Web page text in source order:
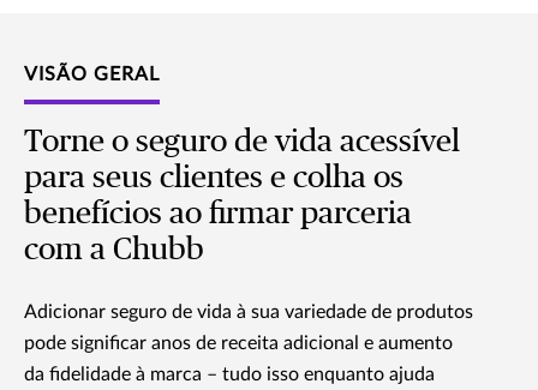
VISÃO GERAL
Torne o seguro de vida acessível
para seus clientes e colha os
benefícios ao firmar parceria
com a Chubb
Adicionar seguro de vida à sua variedade de produtos
pode significar anos de receita adicional e aumento
da fidelidade à marca – tudo isso enquanto ajuda